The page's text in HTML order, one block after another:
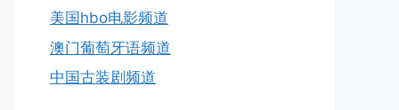
美国hbo电影频道
澳门葡萄牙语频道
中国古装剧频道